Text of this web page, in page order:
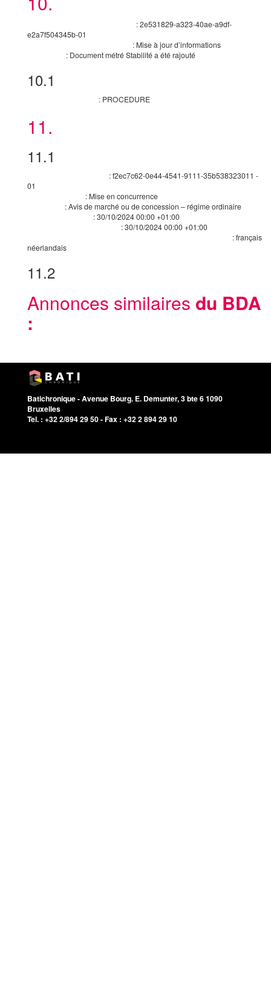
:2e531829-a323-40ae-a9df-
e2a7f504345b-01
: Mise à jour d’informations
: Document métré Stabilité a été rajouté
10.1
: PROCEDURE
11.
11.1
:f2ec7c62-0e44-4541-9111-35b538323011 -
01
: Mise en concurrence
:Avis de marché ou de concession – régime ordinaire
:30/10/202400:00 +01:00
:30/10/202400:00 +01:00
:français
néerlandais
11.2
Annonces similaires du BDA
:
Batichronique - Avenue Bourg. E. Demunter, 3 bte 6 1090
Bruxelles
Tel. : +32 2/894 29 50 - Fax : +32 2 894 29 10